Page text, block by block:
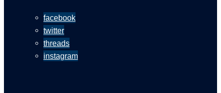
facebook
twitter
threads
instagram